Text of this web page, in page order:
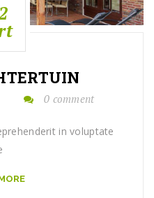
0 comment
in voluptate